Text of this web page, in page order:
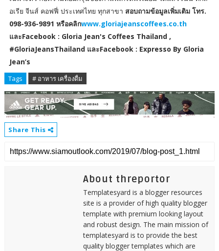
อเรีย จีนส์ คอฟฟี่ ประเทศไทย ทุกสาขา สอบถามข้อมูลเพิ่มเติม โทร.
098-936-9891 หรือคลิกwww.gloriajeanscoffees.co.th
และFacebook : Gloria Jean's Coffees Thailand ,
#GloriaJeansThailand และFacebook : Expresso By Gloria
Jean’s
Tags # อาหาร เครื่องดื่ม
Share This
About threportor
Templatesyard is a blogger resources
site is a provider of high quality blogger
template with premium looking layout
and robust design. The main mission of
templatesyard is to provide the best
quality blogger templates which are